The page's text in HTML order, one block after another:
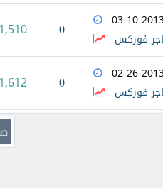
03-10-
فوركس
0
1,510
02-26-
فوركس
0
1,612